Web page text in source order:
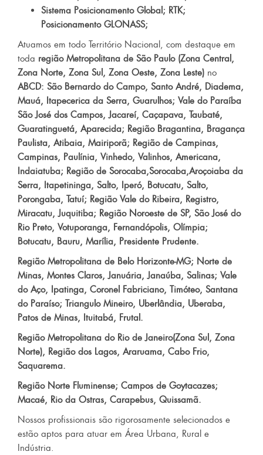
Sistema Posicionamento Global; RTK;
Posicionamento GLONASS;
Atuamos em todo Território Nacional, com destaque em
toda região Metropolitana de São Paulo (Zona Central,
Zona Norte, Zona Sul, Zona Oeste, Zona Leste) no
ABCD: São Bernardo do Campo, Santo André, Diadema,
Mauá, Itapecerica da Serra, Guarulhos; Vale do Paraíba
São José dos Campos, Jacareí, Caçapava, Taubaté,
Guaratinguetá, Aparecida; Região Bragantina, Bragança
Paulista, Atibaia, Mairiporã; Região de Campinas,
Campinas, Paulínia, Vinhedo, Valinhos, Americana,
Indaiatuba; Região de Sorocaba,Sorocaba,Aroçoiaba da
Serra, Itapetininga, Salto, Iperó, Botucatu, Salto,
Porongaba, Tatuí; Região Vale do Ribeira, Registro,
Miracatu, Juquitiba; Região Noroeste de SP, São José do
Rio Preto, Votuporanga, Fernandópolis, Olímpia;
Botucatu, Bauru, Marília, Presidente Prudente.
Região Metropolitana de Belo Horizonte-MG; Norte de
Minas, Montes Claros, Januária, Janaúba, Salinas; Vale
do Aço, Ipatinga, Coronel Fabriciano, Timóteo, Santana
do Paraíso; Triangulo Mineiro, Uberlândia, Uberaba,
Patos de Minas, Ituitabá, Frutal.
Região Metropolitana do Rio de Janeiro(Zona Sul, Zona
Norte), Região dos Lagos, Araruama, Cabo Frio,
Saquarema.
Região Norte Fluminense; Campos de Goytacazes;
Macaé, Rio da Ostras, Carapebus, Quissamã.
Nossos profissionais são rigorosamente selecionados e
estão aptos para atuar em Área Urbana, Rural e
Indústria.